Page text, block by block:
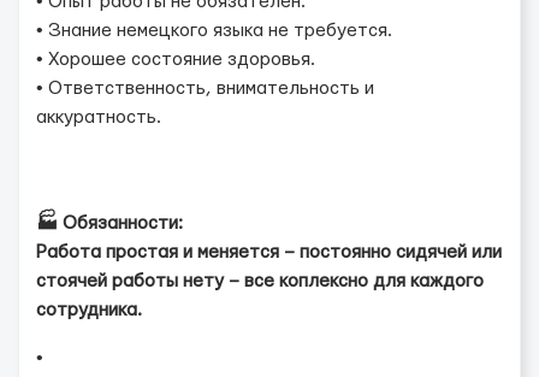
• Знание немецкого языка не требуется.
• Хорошее состояние здоровья.
• Ответственность, внимательность и
аккуратность.
🏭 Обязанности:
Работа простая и меняется – постоянно сидячей или
стоячей работы нету – все коплексно для каждого
сотрудника.
•